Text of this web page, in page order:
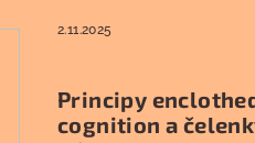
2.11.2025
Principy
cognition a